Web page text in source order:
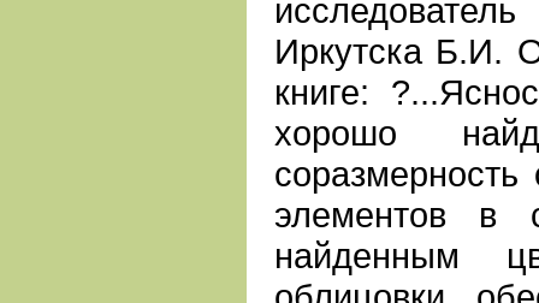
Иркутска Б.И.
книге:
хорошо
элементов в
найденным